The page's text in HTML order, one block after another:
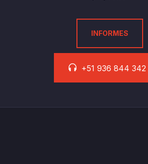
INFORMES
+51 936 844 342